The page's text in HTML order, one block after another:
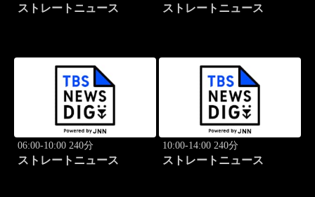
ストレートニュース ストレートニュース
06:00-10:00 240分
ストレートニュース
10:00-14:00 240分
ストレートニュース